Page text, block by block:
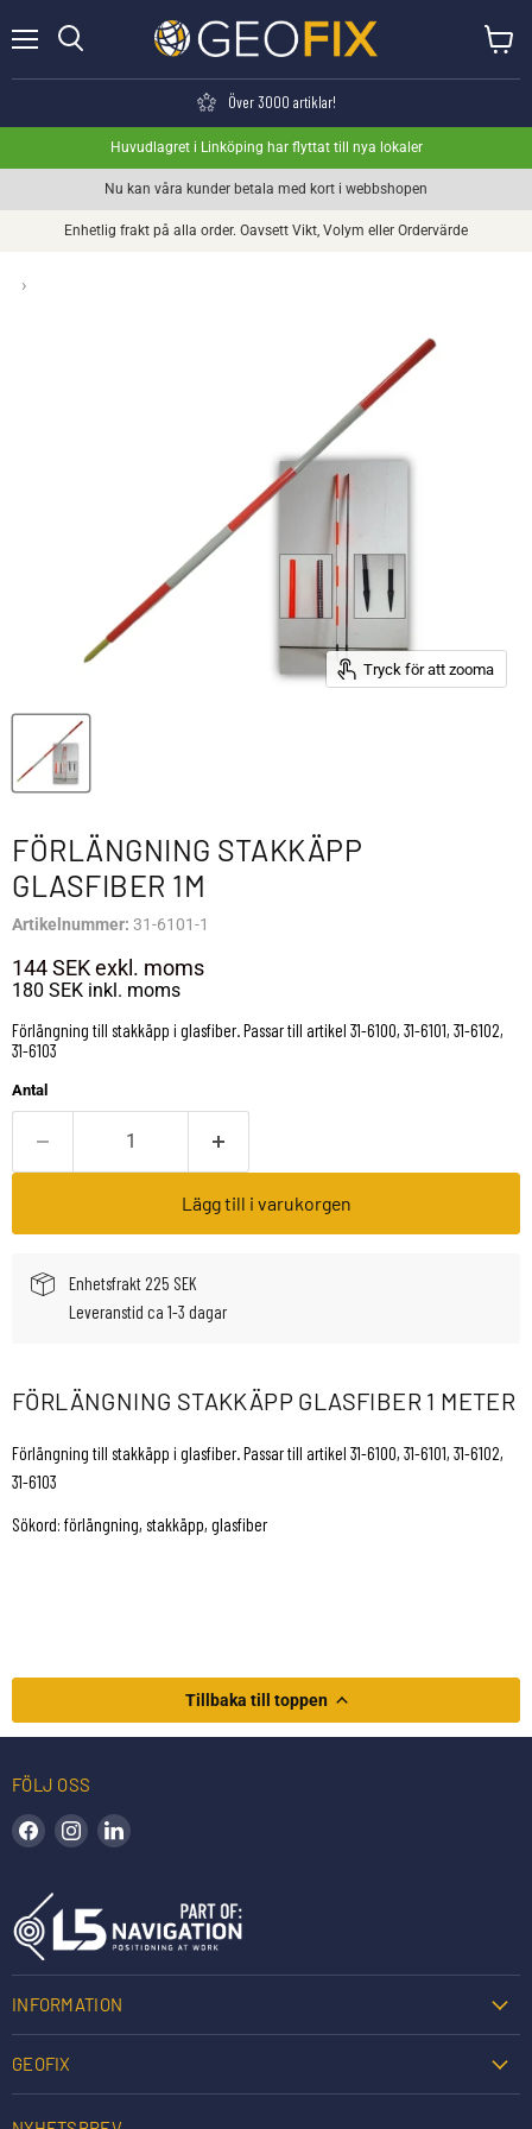
Över 3000 artiklar!
Huvudlagret i Linköping har flyttat till nya lokaler
Nu kan våra kunder betala med kort i webbshopen
Enhetlig frakt på alla order. Oavsett Vikt, Volym eller Ordervärde
›
Tryck för att zooma
FÖRLÄNGNING STAKKÄPP
GLASFIBER 1M
Artikelnummer: 31-6101-1
144 SEKexkl. moms
180 SEK inkl. moms
Förlängning till stakkäpp i glasfiber. Passar till artikel 31-6100, 31-6101, 31-6102,
31-6103
Antal
Lägg till i varukorgen
Enhetsfrakt 225 SEK
Leveranstid ca 1-3 dagar
FÖRLÄNGNING STAKKÄPP GLASFIBER 1 METER
Förlängning till stakkäpp i glasfiber. Passar till artikel 31-6100, 31-6101, 31-6102,
31-6103
Sökord: förlängning, stakkäpp, glasfiber
Tillbaka till toppen
FÖLJ OSS
Hitta oss på Facebook
Hitta oss på Instagram
INFORMATION
GEOFIX